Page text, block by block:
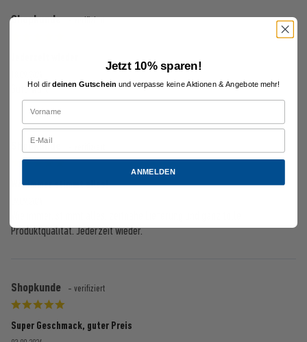
Shopkunde - verifiziert
Gute ware
Shopkunde
Wie immer stimmt alles!
Produktqualität. Jederzeit wieder.
Shopkunde - verifiziert
Super Geschmack, guter Preis
Jetzt 10% sparen!
Hol dirdeinen Gutschein und verpasse keine Aktionen & Angebote mehr!
ANMELDEN